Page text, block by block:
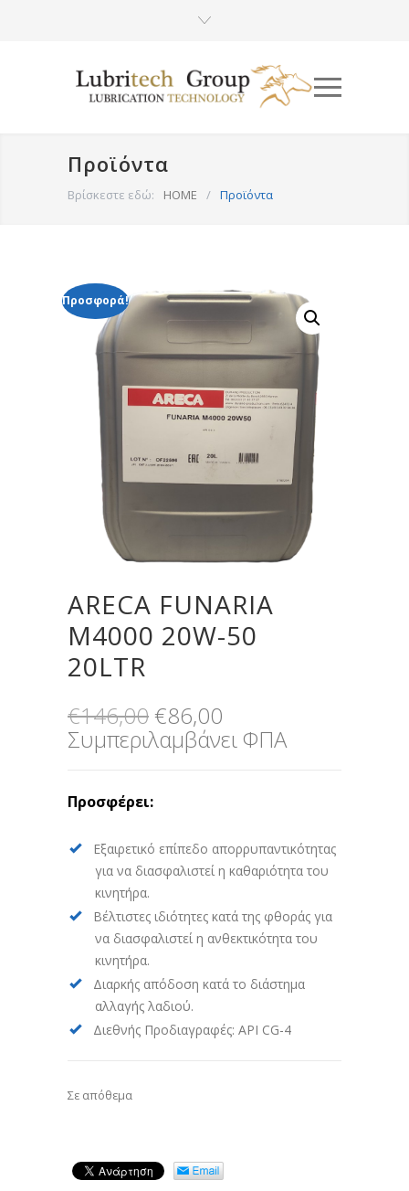
Προϊόντα
Βρίσκεστε εδώ: HOME / Προϊόντα
Προσφορά!
ARECA FUNARIA
M4000 20W-50
20LTR
€146,00 Original
price
was:
€86,00
τρέχουσα
Συμπεριλαμβάνει ΦΠΑ
Προσφέρει:
Εξαιρετικό επίπεδο απορρυπαντικότητας
για να διασφαλιστεί η καθαριότητα του
κινητήρα.
Βέλτιστες ιδιότητες κατά της φθοράς για
να διασφαλιστεί η ανθεκτικότητα του
κινητήρα.
Διαρκής απόδοση κατά το διάστημα
αλλαγής λαδιού.
Διεθνής Προδιαγραφές: API CG-4
Σε απόθεμα